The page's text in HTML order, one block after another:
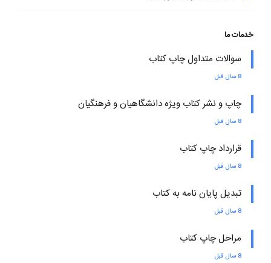
خدمات ما
سوالات متداول چاپ کتاب
8 سال قبل
چاپ و نشر کتاب ویژه دانشگاهیان و فرهنگیان
8 سال قبل
قرارداد چاپ کتاب
8 سال قبل
تبدیل پایان نامه به کتاب
8 سال قبل
مراحل چاپ کتاب
8 سال قبل